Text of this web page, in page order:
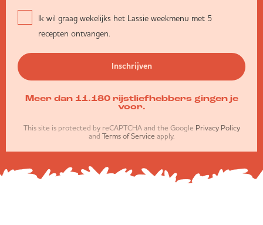
Ik wil graag wekelijks het Lassie weekmenu met 5
recepten ontvangen.
Inschrijven
Meer dan 11.180 rijstliefhebbers gingen je
voor.
This site is protected by reCAPTCHA and the Google Privacy Policy
and Terms of Service apply.